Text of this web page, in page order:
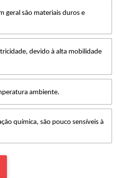
geral são materiais duros e
devido à alta mobilidade
ambiente.
química, são pouco sensíveis à